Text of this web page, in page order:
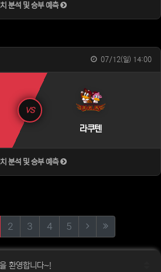
분석 및 승부 예측
07/12(일) 14:00
VS
라쿠텐
분석 및 승부 예측
2 3 4 5 (next)(last)
환영합니다~!